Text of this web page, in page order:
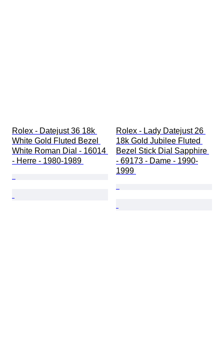
Rolex - Datejust 36 18k
White Gold Fluted Bezel
White Roman Dial - 16014
- Herre - 1980-1989
Rolex - Lady Datejust 26
18k Gold Jubilee Fluted
Bezel Stick Dial Sapphire
- 69173 - Dame - 1990-
1999